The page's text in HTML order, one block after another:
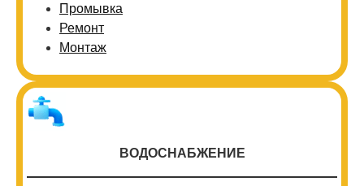
Промывка
Ремонт
Монтаж
ВОДОСНАБЖЕНИЕ